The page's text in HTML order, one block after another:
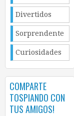
Divertidos
Sorprendente
Curiosidades
COMPARTE
TOSPIANDO CON
TUS AMIGOS!